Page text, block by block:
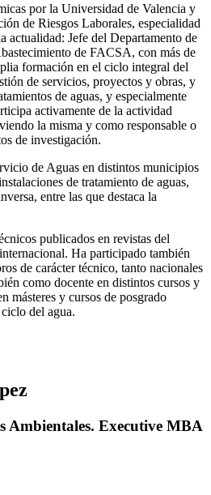
por la Universidad de Valencia y
de Riesgos Laborales, especialidad
actualidad: Jefe del Departamento de
de FACSA, con más de
formación en el ciclo integral del
de servicios, proyectos y obras, y
de aguas, y especialmente
activamente de la actividad
la misma y como responsable o
de investigación.
de Aguas en distintos municipios
de tratamiento de aguas,
entre las que destaca la
publicados en revistas del
Ha participado también
de carácter técnico, tanto nacionales
como docente en distintos cursos y
másteres y cursos de posgrado
del agua.
Ambientales. Executive MBA